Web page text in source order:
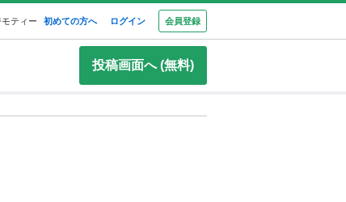
ティー 初めての方へ ログイン 会員登録
投稿画面へ (無料)